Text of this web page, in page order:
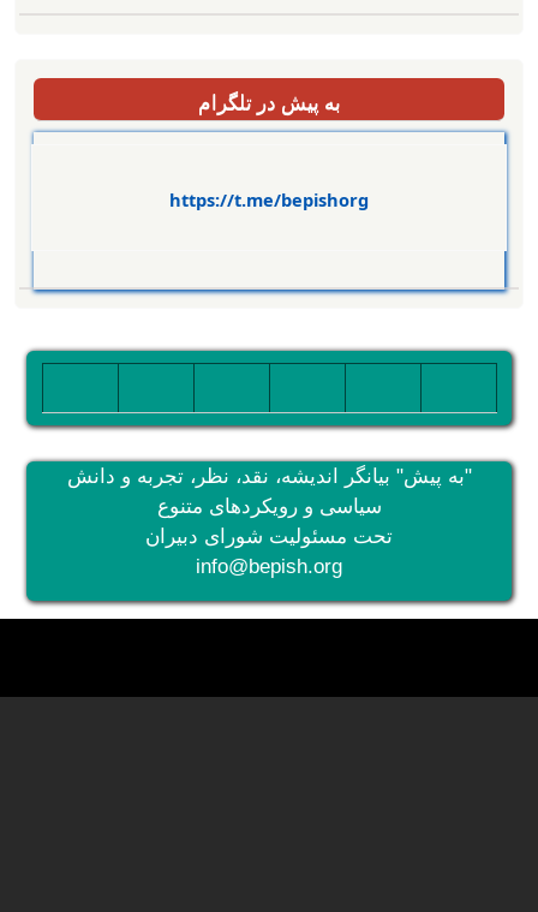
به پیش در تلگرام
https://t.me/bepishorg
"به پیش" بیانگر اندیشه، نقد، نظر، تجربه و دانش
سیاسی و رویکردهای متنوع
تحت مسئولیت شورای دبیران
info@bepish.org